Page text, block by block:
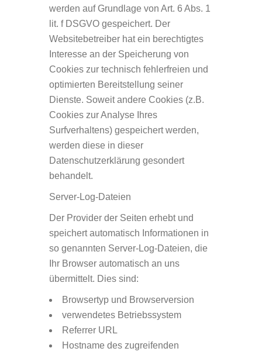
werden auf Grundlage von Art. 6 Abs. 1
lit. f DSGVO gespeichert. Der
Websitebetreiber hat ein berechtigtes
Interesse an der Speicherung von
Cookies zur technisch fehlerfreien und
optimierten Bereitstellung seiner
Dienste. Soweit andere Cookies (z.B.
Cookies zur Analyse Ihres
Surfverhaltens) gespeichert werden,
werden diese in dieser
Datenschutzerklärung gesondert
behandelt.
Server-Log-Dateien
Der Provider der Seiten erhebt und
speichert automatisch Informationen in
so genannten Server-Log-Dateien, die
Ihr Browser automatisch an uns
übermittelt. Dies sind:
Browsertyp und Browserversion
verwendetes Betriebssystem
Referrer URL
Hostname des zugreifenden